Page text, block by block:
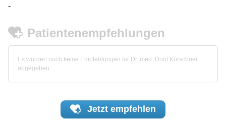
-
Patientenempfehlungen
Es wurden noch keine Empfehlungen für Dr. med. Dorit Kürschner
abgegeben.
Jetzt empfehlen